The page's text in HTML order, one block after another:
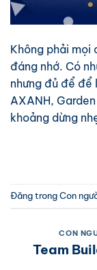
Không phải
đáng nhớ. Có
nhưng đủ để để
AXANH,
khoảng dừng
Đăng trongCon
CON
Team